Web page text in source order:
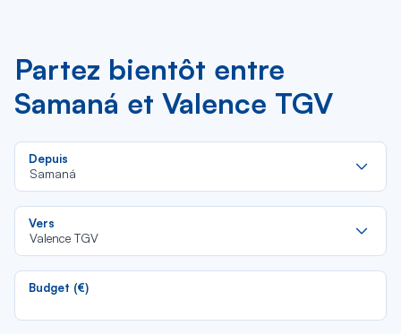
Partez bientôt entre
Samaná et Valence TGV
Depuis
Samaná
Vers
Valence TGV
Budget (€)